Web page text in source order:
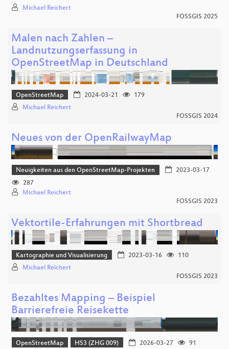
Michael Reichert
FOSSGIS 2025
Malen nach Zahlen –
Landnutzungserfassung in
OpenStreetMap in Deutschland
OpenStreetMap 2024-03-21
179
Michael Reichert
FOSSGIS 2024
Neues von der OpenRailwayMap
Neuigkeiten aus den OpenStreetMap-Projekten
2023-03-17
287
Michael Reichert
FOSSGIS 2023
Vektortile-Erfahrungen mit Shortbread
Kartographie und Visualisierung 2023-03-16
110
Michael Reichert
FOSSGIS 2023
Bezahltes Mapping – Beispiel
Barrierefreie Reisekette
OpenStreetMap HS3 (ZHG 009) 2026-03-27
91